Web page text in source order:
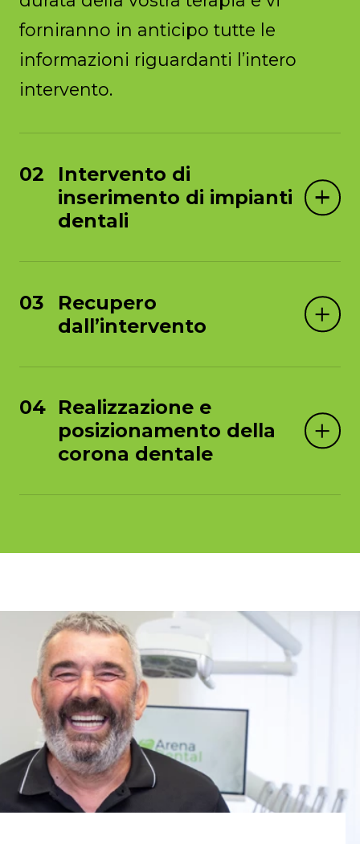
forniranno in anticipo tutte le
informazioni riguardanti l’intero
intervento.
Intervento di
inserimento di impianti
dentali
Recupero
dall’intervento
Realizzazione e
posizionamento della
corona dentale